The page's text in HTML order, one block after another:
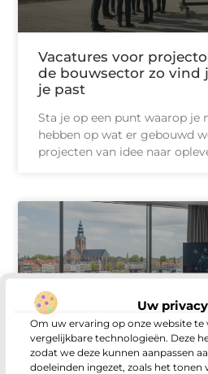
Uw
Om uw ervaring op onze website
vergelijkbare technologieën. Deze
zodat we deze kunnen aanpassen
doeleinden ingezet, zoals het
Vacatures voor
de bouwsector zo vind
je past
Sta je op een punt waarop je
hebben op wat er gebouwd
projecten van idee naar